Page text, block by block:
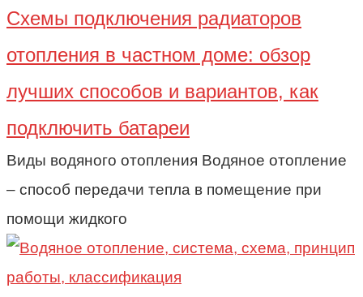
Схемы подключения радиаторов
отопления в частном доме: обзор
лучших способов и вариантов, как
подключить батареи
Виды водяного отопления Водяное отопление
– способ передачи тепла в помещение при
помощи жидкого